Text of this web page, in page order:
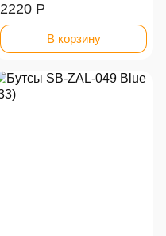
2220 Р
В корзину